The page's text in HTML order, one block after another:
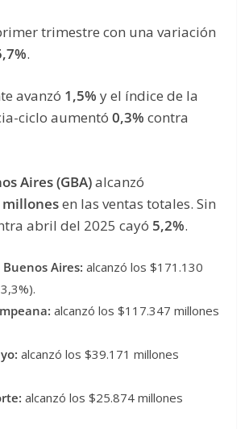
trimestre con una variación
.
avanzó 1,5% y el índice de la
ciclo aumentó 0,3% contra
Aires (GBA)alcanzó
millonesen las ventas totales. Sin
abril del 2025 cayó 5,2%.
Aires: alcanzó los $171.130
alcanzó los $117.347 millones
alcanzó los $39.171 millones
alcanzó los $25.874 millones